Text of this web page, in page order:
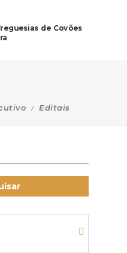
de Covões
Editais